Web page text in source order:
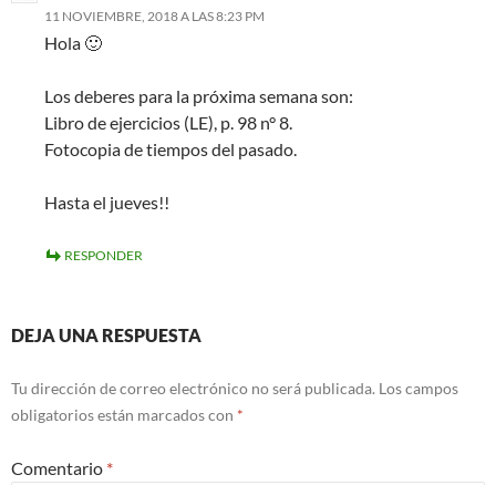
11 NOVIEMBRE, 2018 A LAS 8:23 PM
Hola 🙂
Los deberes para la próxima semana son:
Libro de ejercicios (LE), p. 98 n° 8.
Fotocopia de tiempos del pasado.
Hasta el jueves!!
RESPONDER
DEJA UNA RESPUESTA
Tu dirección de correo electrónico no será publicada. Los campos
obligatorios están marcados con *
Comentario *